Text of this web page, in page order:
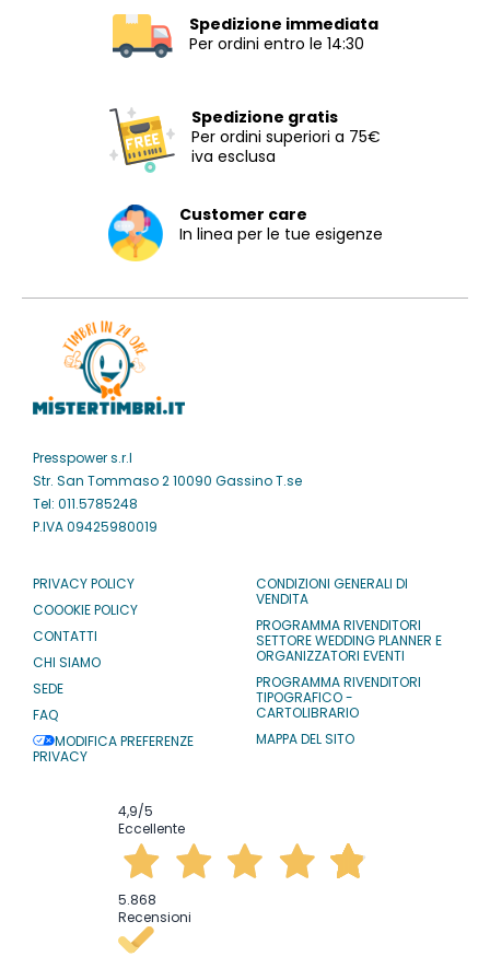
Spedizione immediata
Per ordini entro le 14:30
Spedizione gratis
Per ordini superiori a 75€
iva esclusa
Customer care
In linea per le tue esigenze
Presspower s.r.l
Str. San Tommaso 2 10090 Gassino T.se
Tel: 011.5785248
P.IVA 09425980019
PRIVACY POLICY
COOOKIE POLICY
CONTATTI
CHI SIAMO
SEDE
FAQ
MODIFICA PREFERENZE
PRIVACY
CONDIZIONI GENERALI DI
VENDITA
PROGRAMMA RIVENDITORI
SETTORE WEDDING PLANNER E
ORGANIZZATORI EVENTI
PROGRAMMA RIVENDITORI
TIPOGRAFICO -
CARTOLIBRARIO
MAPPA DEL SITO
4,9/5
Eccellente
5.868
Recensioni